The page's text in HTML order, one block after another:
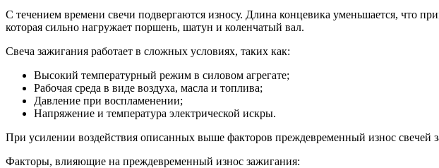
С течением времени свечи подвергаются износу. Длина концевика уменьшается, что
которая сильно нагружает поршень, шатун и коленчатый вал.
Свеча зажигания работает в сложных условиях, таких как:
Высокий температурный режим в силовом агрегате;
Рабочая среда в виде воздуха, масла и топлива;
Давление при воспламенении;
Напряжение и температура электрической искры.
При усилении воздействия описанных выше факторов преждевременный износ свечей
Факторы, влияющие на преждевременный износ зажигания: